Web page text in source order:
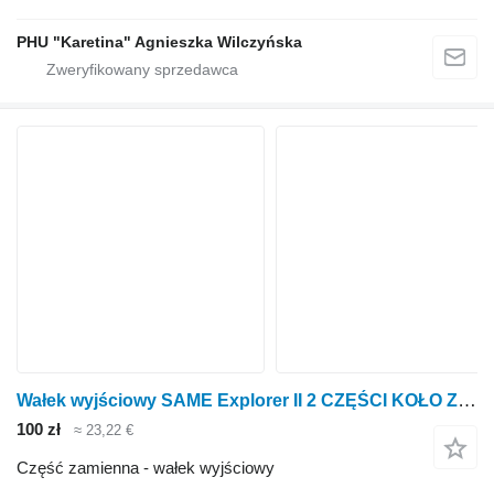
PHU "Karetina" Agnieszka Wilczyńska
Wałek wyjściowy SAME Explorer II 2 CZĘŚCI KOŁO ZĘBATE TRYB do ciągnika kołowego SAME Explorer
100 zł ≈ 23,22 €
Część zamienna - wałek wyjściowy